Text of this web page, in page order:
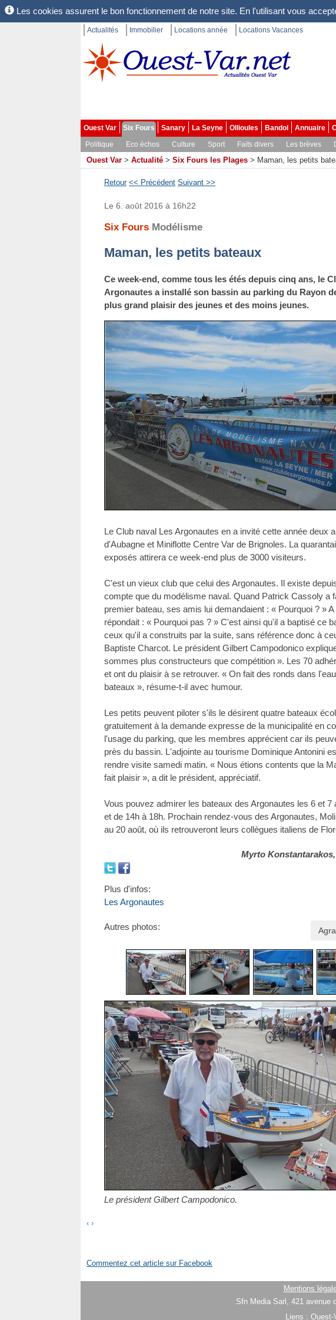
Les cookies assurent le bon fonctionnement de notre site. En l'utilisant vous
Actualités Immobilier Locations année Locations Vacances
Ouest Var Six Fours Sanary La Seyne Ollioules Bandol Annuaire
Politique
Eco échos Culture Sport Faits divers Les brèves
Ouest Var > Actualité > Six Fours les Plages > Maman, les petits
Retour << Précédent Suivant >>
Le 6. août 2016 à 16h22
Six Fours Modélisme
Maman, les petits bateaux
Ce week-end, comme tous les étés depuis cinq ans, le
Argonautes a installé son bassin au parking du Rayon
plus grand plaisir des jeunes et des moins jeunes.
Le Club naval Les Argonautes en a invité cette année deux
d'Aubagne et Miniflotte Centre Var de Brignoles. La
exposés attirera ce week-end plus de 3000 visiteurs.
C'est un vieux club que celui des Argonautes. Il existe
compte que du modélisme naval. Quand Patrick Cassoly a
premier bateau, ses amis lui demandaient : « Pourquoi ? » A
répondait : « Pourquoi pas ? » C'est ainsi qu'il a baptisé ce
ceux qu'il a construits par la suite, sans référence donc à
Baptiste Charcot. Le président Gilbert Campodonico
sommes plus constructeurs que compétition ». Les 70
et ont du plaisir à se retrouver. « On fait des ronds dans
bateaux », résume-t-il avec humour.
Les petits peuvent piloter s'ils le désirent quatre bateaux
gratuitement à la demande expresse de la municipalité en
l'usage du parking, que les membres apprécient car ils
près du bassin. L'adjointe au tourisme Dominique Antonini
rendre visite samedi matin. « Nous étions contents que la
fait plaisir », a dit le président, appréciatif.
Vous pouvez admirer les bateaux des Argonautes les 6 et 7
et de 14h à 18h. Prochain rendez-vous des Argonautes,
au 20 août, où ils retrouveront leurs collègues italiens de
Myrto Konstantarakos
Plus d'infos:
Les Argonautes
Autres photos:
Le président Gilbert Campodonico.
‹ ›
Commentez cet article sur Facebook
Mentions
Sfn Media Sarl, 421 avenue
Liens : Ouest-